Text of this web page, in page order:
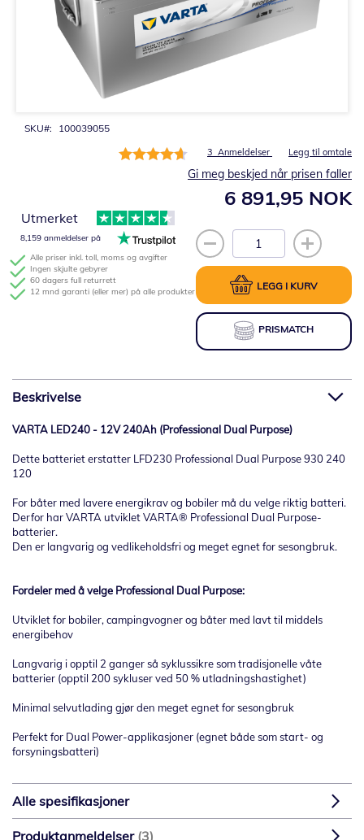
SKU 100039055
Rating:
3 Anmeldelser Legg til omtale
6 891,95 NOK
Gi meg beskjed når prisen faller
LEGG I KURV
PRISMATCH
Alle priser inkl. toll, moms og avgifter
Ingen skjulte gebyrer
60 dagers full returrett
12 mnd garanti (eller mer) på alle produkter
Utmerket
8,159 anmeldelser på
Beskrivelse
VARTA LED240 - 12V 240Ah (Professional Dual Purpose)
Dette batteriet erstatter LFD230 Professional Dual Purpose 930 240
120
For båter med lavere energikrav og bobiler må du velge riktig batteri.
Derfor har VARTA utviklet VARTA® Professional Dual Purpose-
batterier.
Den er langvarig og vedlikeholdsfri og meget egnet for sesongbruk.
Fordeler med å velge Professional Dual Purpose:
Utviklet for bobiler, campingvogner og båter med lavt til middels
energibehov
Langvarig i opptil 2 ganger så syklussikre som tradisjonelle våte
batterier (opptil 200 sykluser ved 50 % utladningshastighet)
Minimal selvutlading gjør den meget egnet for sesongbruk
Perfekt for Dual Power-applikasjoner (egnet både som start- og
forsyningsbatteri)
Alle spesifikasjoner
Produktanmeldelser 3